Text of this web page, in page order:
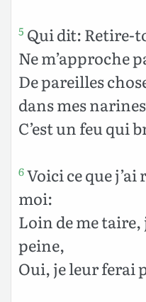
5 Qui dit: Retire-
Ne m’approche
De pareilles
dans mes
C’est un feu qui
6Voici ce que
moi:
Loin de me
peine,
Oui, je leur ferai